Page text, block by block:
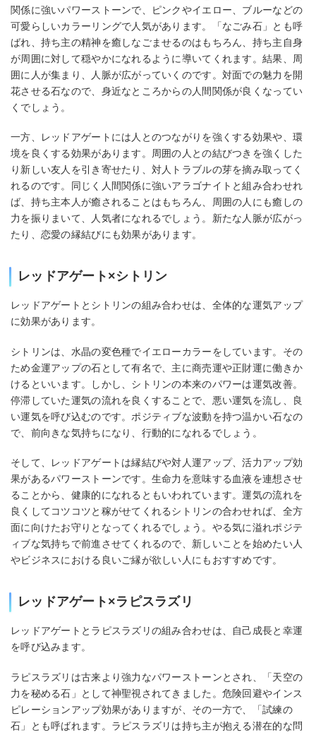
関係に強いパワーストーンで、ピンクやイエロー、ブルーなどの
可愛らしいカラーリングで人気があります。「なごみ石」とも呼
ばれ、持ち主の精神を癒しなごませるのはもちろん、持ち主自身
が周囲に対して穏やかになれるように導いてくれます。結果、周
囲に人が集まり、人脈が広がっていくのです。対面での魅力を開
花させる石なので、身近なところからの人間関係が良くなってい
くでしょう。
一方、レッドアゲートには人とのつながりを強くする効果や、環
境を良くする効果があります。周囲の人との結びつきを強くした
り新しい友人を引き寄せたり、対人トラブルの芽を摘み取ってく
れるのです。同じく人間関係に強いアラゴナイトと組み合わせれ
ば、持ち主本人が癒されることはもちろん、周囲の人にも癒しの
力を振りまいて、人気者になれるでしょう。新たな人脈が広がっ
たり、恋愛の縁結びにも効果があります。
レッドアゲート×シトリン
レッドアゲートとシトリンの組み合わせは、全体的な運気アップ
に効果があります。
シトリンは、水晶の変色種でイエローカラーをしています。その
ため金運アップの石として有名で、主に商売運や正財運に働きか
けるといいます。しかし、シトリンの本来のパワーは運気改善。
停滞していた運気の流れを良くすることで、悪い運気を流し、良
い運気を呼び込むのです。ポジティブな波動を持つ温かい石なの
で、前向きな気持ちになり、行動的になれるでしょう。
そして、レッドアゲートは縁結びや対人運アップ、活力アップ効
果があるパワーストーンです。生命力を意味する血液を連想させ
ることから、健康的になれるともいわれています。運気の流れを
良くしてコツコツと稼がせてくれるシトリンの合わせれば、全方
面に向けたお守りとなってくれるでしょう。やる気に溢れポジテ
ィブな気持ちで前進させてくれるので、新しいことを始めたい人
やビジネスにおける良いご縁が欲しい人にもおすすめです。
レッドアゲート×ラピスラズリ
レッドアゲートとラピスラズリの組み合わせは、自己成長と幸運
を呼び込みます。
ラピスラズリは古来より強力なパワーストーンとされ、「天空の
力を秘める石」として神聖視されてきました。危険回避やインス
ピレーションアップ効果がありますが、その一方で、「試練の
石」とも呼ばれます。ラピスラズリは持ち主が抱える潜在的な問